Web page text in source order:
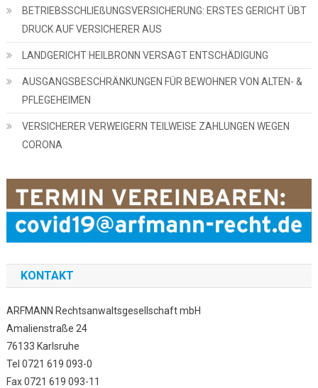
BETRIEBSSCHLIEßUNGSVERSICHERUNG: ERSTES GERICHT ÜBT
DRUCK AUF VERSICHERER AUS
LANDGERICHT HEILBRONN VERSAGT ENTSCHÄDIGUNG
AUSGANGSBESCHRÄNKUNGEN FÜR BEWOHNER VON ALTEN- &
PFLEGEHEIMEN
VERSICHERER VERWEIGERN TEILWEISE ZAHLUNGEN WEGEN
CORONA
KONTAKT
ARFMANN Rechtsanwaltsgesellschaft mbH
Amalienstraße 24
76133 Karlsruhe
Tel 0721 619 093-0
Fax 0721 619 093-11